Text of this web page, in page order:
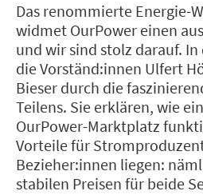
Das renommierte Energie-
widmet OurPower einen
und wir sind stolz darauf.
die Vorständ:innen Ulfert
Bieser durch die
Teilens. Sie erklären, wie
OurPower-Marktplatz
Vorteile für
Bezieher:innen liegen:
stabilen Preisen für beide